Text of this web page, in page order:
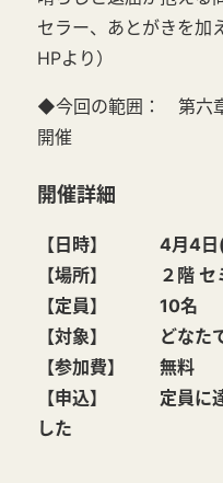
セラー、あとがきを加
HPより）
◆今回の範囲： 第六
開催
開催詳細
【日時】 4月4日(
【場所】 ２ 階 セ
【定員】 10名
【対象】 どなた
【参加費】 無料
【申込】 定員に達
した